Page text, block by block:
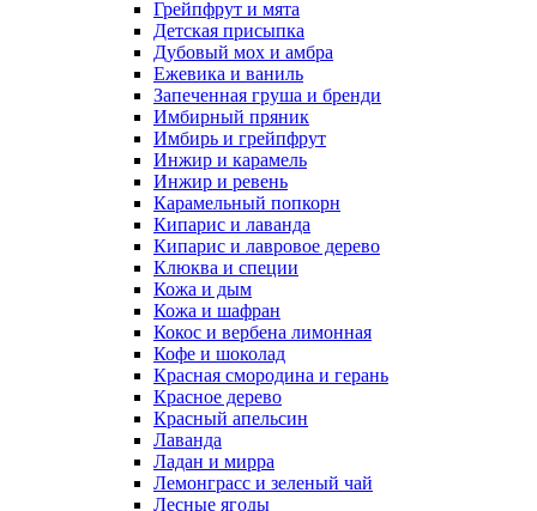
Грейпфрут и мята
Детская присыпка
Дубовый мох и амбра
Ежевика и ваниль
Запеченная груша и бренди
Имбирный пряник
Имбирь и грейпфрут
Инжир и карамель
Инжир и ревень
Карамельный попкорн
Кипарис и лаванда
Кипарис и лавровое дерево
Клюква и специи
Кожа и дым
Кожа и шафран
Кокос и вербена лимонная
Кофе и шоколад
Красная смородина и герань
Красное дерево
Красный апельсин
Лаванда
Ладан и мирра
Лемонграсс и зеленый чай
Лесные ягоды